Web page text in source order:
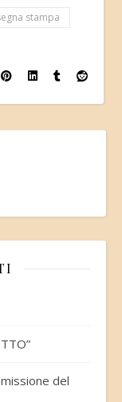
stampa
del